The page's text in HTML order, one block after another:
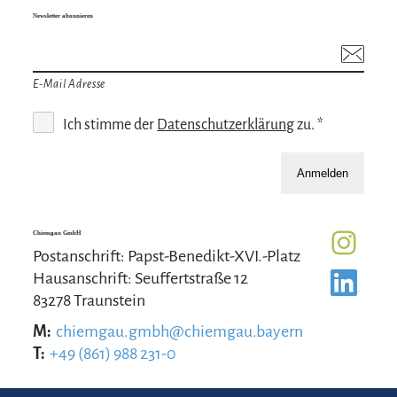
Newsletter abonnieren
E-Mail Adresse
Ich stimme der Datenschutzerklärungzu. *
Anmelden
Chiemgau GmbH
Postanschrift: Papst-Benedikt-XVI.-Platz
Hausanschrift: Seuffertstraße 12
83278 Traunstein
M: chiemgau.gmbh@chiemgau.bayern
T: +49 (861) 988 231-0